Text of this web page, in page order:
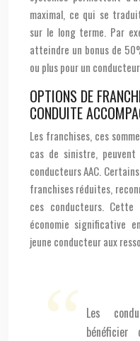
maximal, ce qui se
sur le long terme. Par
atteindre un bonus de
ou plus pour un
OPTIONS DE
CONDUITE
Les franchises, ces
cas de sinistre,
conducteurs AAC.
franchises réduites,
ces conducteurs.
économie significative
jeune conducteur aux
Les
bénéficier